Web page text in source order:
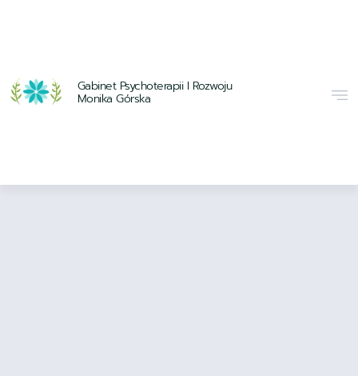
Gabinet Psychoterapii I Rozwoju
Monika Górska